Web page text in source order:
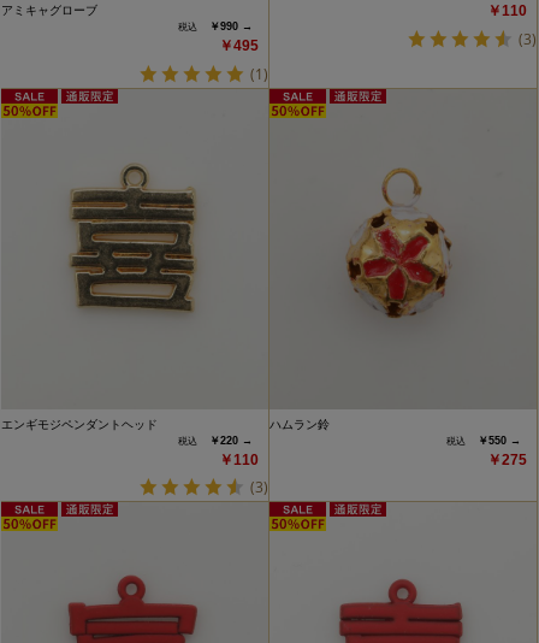
アミキャグローブ
￥990 →
￥495
(1)
￥110
(3)
エンギモジペンダントヘッド
￥220 →
￥110
(3)
ハムラン鈴
￥550 →
￥275